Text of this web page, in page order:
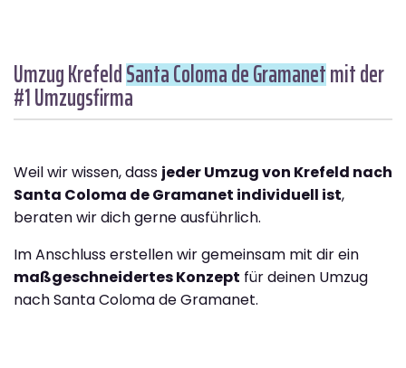
Umzug KrefeldSanta Coloma de Gramanetmit der
#1 Umzugsfirma
Weil wir wissen, dass jeder Umzug von Krefeld nach
Santa Coloma de Gramanet individuell ist,
beraten wir dich gerne ausführlich.
Im Anschluss erstellen wir gemeinsam mit dir ein
maßgeschneidertes Konzept für deinen Umzug
nach Santa Coloma de Gramanet.